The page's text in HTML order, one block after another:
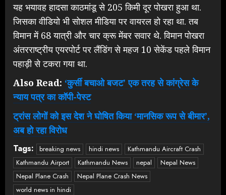
यह भयावह हादसा काठमांडू से 205 किमी दूर पोखरा हुआ था.
जिसका वीडियो भी सोशल मीडिया पर वायरल हो रहा था. तब
विमान में 68 यात्री और चार क्रू मेंबर सवार थे. विमान पोखरा
अंतरराष्ट्रीय एयरपोर्ट पर लैंडिंग से महज 10 सेकेंड पहले विमान
पहाड़ी से टकरा गया था.
Also Read: ‘कुर्सी बचाओ बजट’ एक तरह से कांग्रेस के
न्याय पत्र का कॉपी-पेस्ट
ट्रांस लोगों को इस देश ने घोषित किया ‘मानसिक रूप से बीमार’,
अब हो रहा विरोध
Tags: breaking news hindi news
Kathmandu Aircraft Crash
Kathmandu Airport
Kathmandu News nepal
Nepal News
Nepal Plane Crash
Nepal Plane Crash News
world news in hindi